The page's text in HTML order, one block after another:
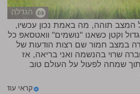
הגדלה
המצב תוהה, מה באמת נכון עכשיו,
וקטן כשאנו "נושמים" וואטסאפ כל
במצב חמור שם רצות הודעות של
שרוי בהנשמה ואני בריאה, אז
שמחה לפעול על העולם טוב
קראי עוד